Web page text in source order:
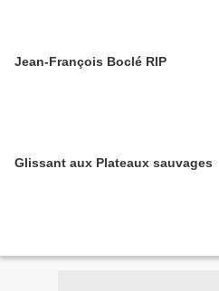
Jean-François Boclé RIP
Glissant aux Plateaux sauvages